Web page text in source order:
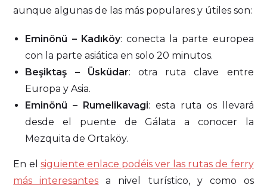
aunque algunas de las más populares y útiles son:
Eminönü – Kadıköy: conecta la parte europea
con la parte asiática en solo 20 minutos.
Beşiktaş – Üsküdar: otra ruta clave entre
Europa y Asia.
Eminönü – Rumelikavagi: esta ruta os llevará
desde el puente de Gálata a conocer la
Mezquita de Ortaköy.
En el siguiente enlace podéis ver las rutas de ferry
más interesantes a nivel turístico, y como os